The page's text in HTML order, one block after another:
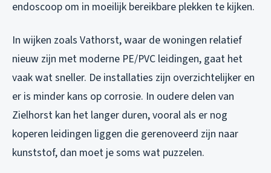
endoscoop om in moeilijk bereikbare plekken te kijken.
In wijken zoals Vathorst, waar de woningen relatief
nieuw zijn met moderne PE/PVC leidingen, gaat het
vaak wat sneller. De installaties zijn overzichtelijker en
er is minder kans op corrosie. In oudere delen van
Zielhorst kan het langer duren, vooral als er nog
koperen leidingen liggen die gerenoveerd zijn naar
kunststof, dan moet je soms wat puzzelen.